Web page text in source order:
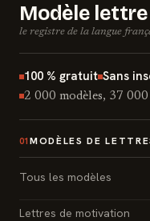
Modèle
le registre de la langue
100 % gratuit Sans
2 000 modèles, 37
01 MODÈLES DE
Tous les modèles
Lettres de motivation